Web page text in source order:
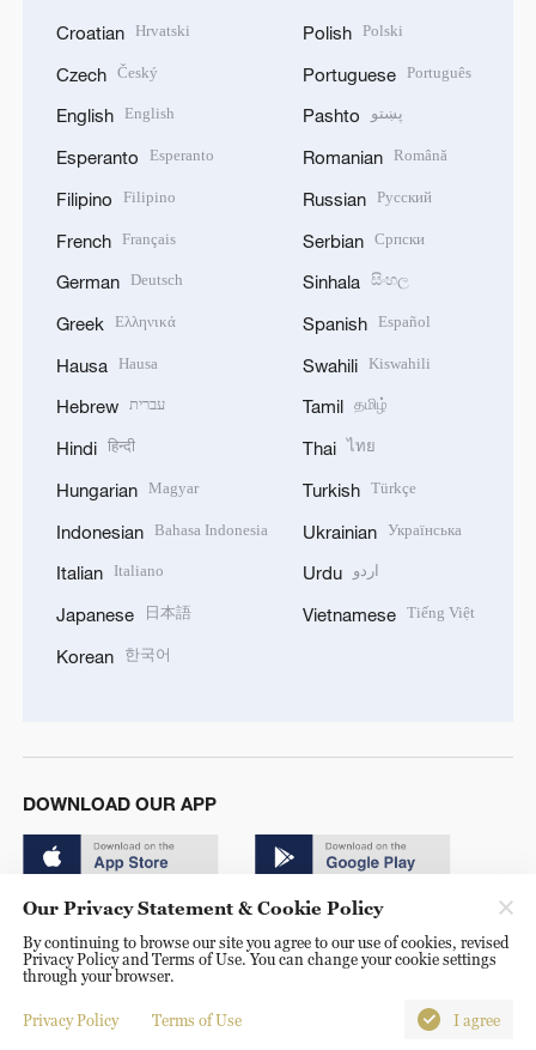
Croatian Hrvatski
Czech Český
English English
Esperanto Esperanto
Filipino Filipino
French Français
German Deutsch
Greek Ελληνικά
Hausa Hausa
Hebrew עברית
Hindi हिन्दी
Hungarian Magyar
Indonesian Bahasa Indonesia
Italian Italiano
Japanese 日本語
Korean 한국어
Polish Polski
Portuguese Português
Pashto پښتو
Romanian Română
Russian Русский
Serbian Српски
Sinhala සිංහල
Spanish Español
Swahili Kiswahili
Tamil தமிழ்
Thai ไทย
Turkish Türkçe
Ukrainian Українська
Urdu اردو
Vietnamese Tiếng Việt
DOWNLOAD OUR APP
© China Radio International.CRI. All Rights Reserved. 16A
Shijingshan Road, Beijing, China. 100040
Our Privacy Statement & Cookie Policy
By continuing to browse our site you agree to our use of cookies, revised
Privacy Policy and Terms of Use. You can change your cookie settings
through your browser.
Privacy Policy Terms of Use I agree